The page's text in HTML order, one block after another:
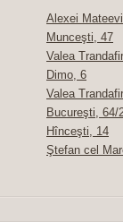
Alexei
Munceşti, 47
Valea
Dimo, 6
Valea
Bucureşti, 64/
Hînceşti, 14
Ştefan cel